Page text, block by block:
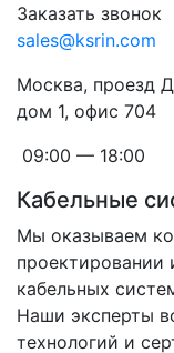
Заказать звонок
sales@ksrin.com
Москва, проезд
дом 1, офис 704
09:00 — 18:00
Кабельные
Мы оказываем
проектировании
кабельных
Наши эксперты
технологий и